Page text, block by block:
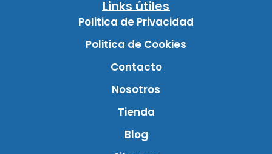
Links útiles
Politica de Privacidad
Politica de Cookies
Contacto
Nosotros
Tienda
Blog